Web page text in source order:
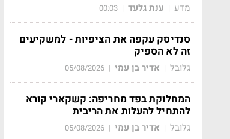
מדע | ענת גלעד |
00:03
סנדיסק עקפה את הציפיות - למשקיעים
זה לא הספיק
גלובל | אדיר בן עמי |
05/08/2026
המחלוקת בפד מחריפה: קשקארי קורא
להתחיל להעלות את הריבית
גלובל | אדיר בן עמי |
05/08/2026